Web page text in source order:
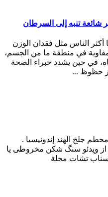
شائعة تنبه إلى السرطان
الناس مثل فقدان الوزن
في منطقة ما من الجسم،
في حين يشدد خبراء الصحة
حظوظ ...
جلخ الهند إندونيسيا .
از ویدئو سنگ شکن مخروطی یا
تشات مجلة